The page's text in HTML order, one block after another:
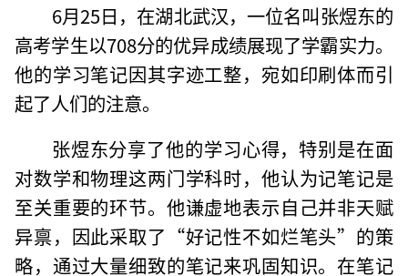
6月25日，在湖北武汉，一位名叫张煜东的
高考学生以708分的优异成绩展现了学霸实力。
他的学习笔记因其字迹工整，宛如印刷体而引
起了人们的注意。
张煜东分享了他的学习心得，特别是在面
对数学和物理这两门学科时，他认为记笔记是
至关重要的环节。他谦虚地表示自己并非天赋
异禀，因此采取了“好记性不如烂笔头”的策
略，通过大量细致的笔记来巩固知识。在笔记